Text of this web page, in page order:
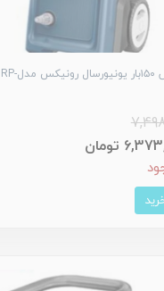
کارواش ۱۵۰بار یونیورسال رونیکس مدلRP-
تومان